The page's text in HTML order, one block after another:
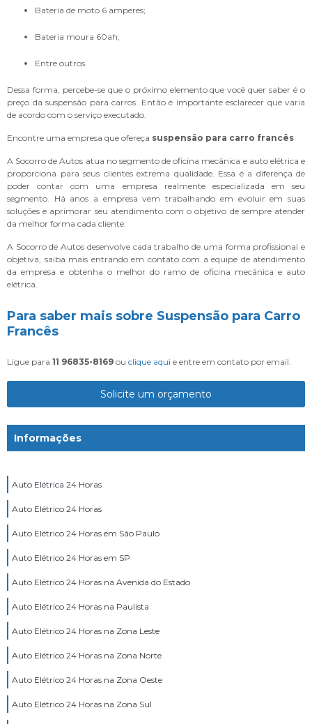
bateria de moto 6 amperes;
bateria moura 60ah;
entre outros.
Dessa forma, percebe-se que o próximo elemento que você quer saber é o
preço da suspensão para carros. Então é importante esclarecer que varia
de acordo com o serviço executado.
Encontre uma empresa que ofereça suspensão para carro francês
A Socorro de Autos atua no segmento de oficina mecânica e auto elétrica e
proporciona para seus clientes extrema qualidade. Essa é a diferença de
poder contar com uma empresa realmente especializada em seu
segmento. Há anos a empresa vem trabalhando em evoluir em suas
soluções e aprimorar seu atendimento com o objetivo de sempre atender
da melhor forma cada cliente.
A Socorro de Autos desenvolve cada trabalho de uma forma profissional e
objetiva, saiba mais entrando em contato com a equipe de atendimento
da empresa e obtenha o melhor do ramo de oficina mecânica e auto
elétrica.
Para saber mais sobre Suspensão para Carro
Francês
Ligue para 11 96835-8169 ou clique aqui e entre em contato por email.
Solicite um orçamento
Informações
Auto Elétrica 24 Horas
Auto Elétrico 24 Horas
Auto Elétrico 24 Horas em São Paulo
Auto Elétrico 24 Horas em SP
Auto Elétrico 24 Horas na Avenida do Estado
Auto Elétrico 24 Horas na Paulista
Auto Elétrico 24 Horas na Zona Leste
Auto Elétrico 24 Horas na Zona Norte
Auto Elétrico 24 Horas na Zona Oeste
Auto Elétrico 24 Horas na Zona Sul